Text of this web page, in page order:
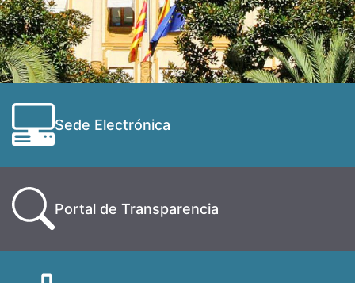
Sede Electrónica
Portal de Transparencia